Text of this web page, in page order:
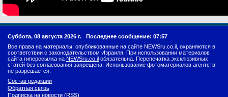
Суббота, 08 августа 2026 г. Последнее сообщение: 07:57
Все права на материалы, опубликованные на сайте NEWSru.co.il, охраняются в
соответствии с законодательством Израиля. При использовании материалов
сайта гиперссылка на NEWSru.co.il обязательна. Перепечатка эксклюзивных
статей без согласования запрещена. Использование фотоматериалов агентств
не разрешается.
Состав редакции
Обратная связь
Подписка на новости (RSS)